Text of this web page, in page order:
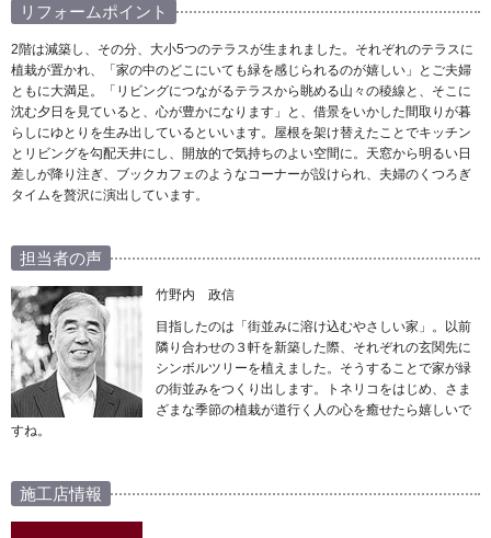
リフォームポイント
2階は減築し、その分、大小5つのテラスが生まれました。それぞれのテラスに
植栽が置かれ、「家の中のどこにいても緑を感じられるのが嬉しい」とご夫婦
ともに大満足。「リビングにつながるテラスから眺める山々の稜線と、そこに
沈む夕日を見ていると、心が豊かになります」と、借景をいかした間取りが暮
らしにゆとりを生み出しているといいます。屋根を架け替えたことでキッチン
とリビングを勾配天井にし、開放的で気持ちのよい空間に。天窓から明るい日
差しが降り注ぎ、ブックカフェのようなコーナーが設けられ、夫婦のくつろぎ
タイムを贅沢に演出しています。
担当者の声
竹野内 政信
目指したのは「街並みに溶け込むやさしい家」。以前
隣り合わせの３軒を新築した際、それぞれの玄関先に
シンボルツリーを植えました。そうすることで家が緑
の街並みをつくり出します。トネリコをはじめ、さま
ざまな季節の植栽が道行く人の心を癒せたら嬉しいで
すね。
施工店情報